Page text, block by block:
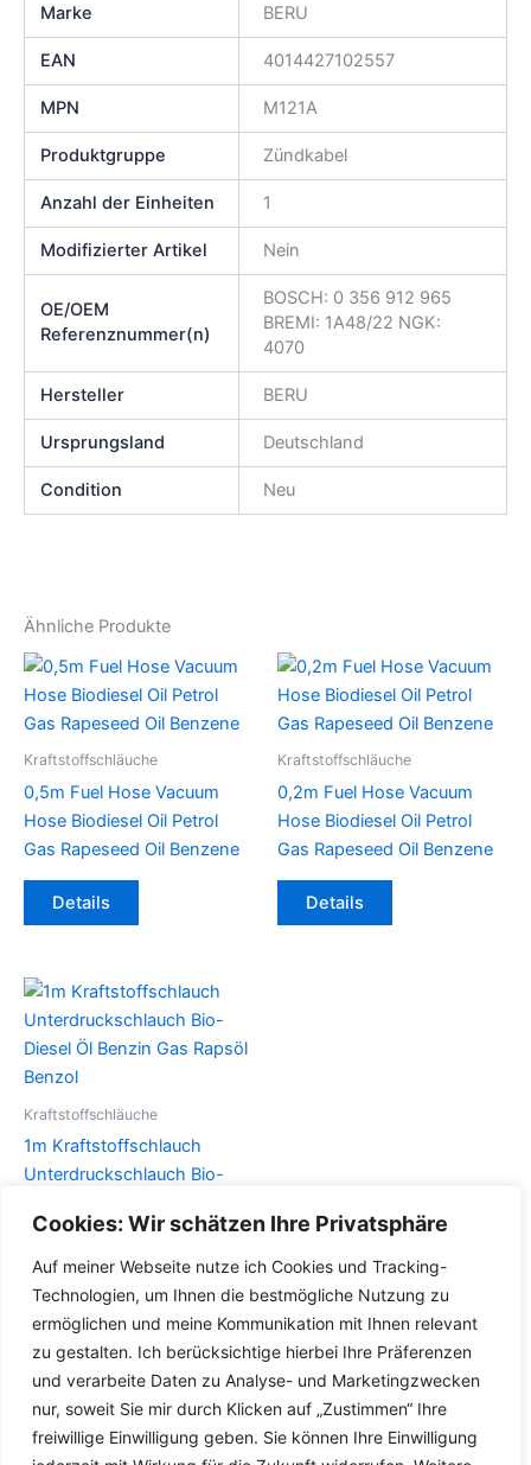
Cookies: Wir schätzen Ihre Privatsphäre
Auf meiner Webseite nutze ich Cookies und Tracking-
Technologien, um Ihnen die bestmögliche Nutzung zu
ermöglichen und meine Kommunikation mit Ihnen relevant
zu gestalten. Ich berücksichtige hierbei Ihre Präferenzen
und verarbeite Daten zu Analyse- und Marketingzwecken
nur, soweit Sie mir durch Klicken auf „Zustimmen“ Ihre
freiwillige Einwilligung geben. Sie können Ihre Einwilligung
Marke BERU
EAN 4014427102557
MPN M121A
Produktgruppe Zündkabel
Anzahl der Einheiten 1
Modifizierter Artikel Nein
OE/OEM
Referenznummer(n)
BOSCH: 0 356 912 965
BREMI: 1A48/22 NGK:
4070
Hersteller BERU
Ursprungsland Deutschland
Condition Neu
Ähnliche Produkte
Kraftstoffschläuche
0,5m Fuel Hose Vacuum
Hose Biodiesel Oil Petrol
Gas Rapeseed Oil Benzene
Details
Dieses
Varianten
auf.
Die
können
auf
der
gewählt
werden
Kraftstoffschläuche
0,2m Fuel Hose Vacuum
Hose Biodiesel Oil Petrol
Gas Rapeseed Oil Benzene
Details
Dieses
gewählt
werden
Kraftstoffschläuche
1m Kraftstoffschlauch
Unterdruckschlauch Bio-
Benzol
Details
Dieses
Produkt
weist
mehrere
Varianten
auf.
Die